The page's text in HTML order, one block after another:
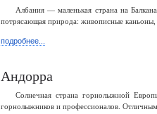
Албания — маленькая страна на
потрясающая природа: живописные
подробнее...
Андорра
Солнечная страна горнолыжной
горнолыжников и профессионалов.